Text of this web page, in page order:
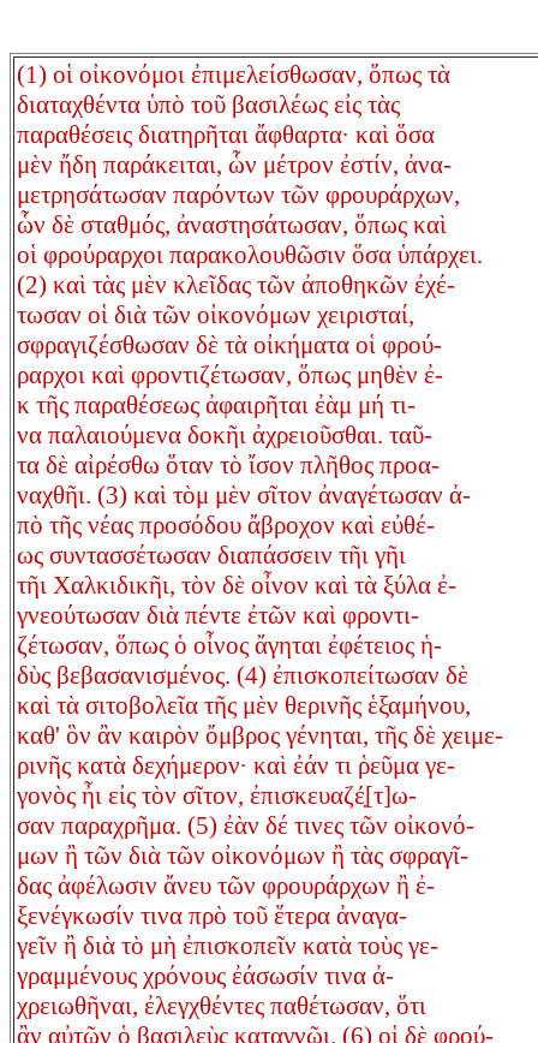
(1) οἱ οἰκονόμοι ἐπιμελείσθωσαν, ὅπως τὰ
διαταχθέντα ὑπὸ τοῦ βασιλέως εἰς τὰς
παραθέσεις διατηρῆται ἄφθαρτα· καὶ ὅσα
μὲν ἤδη παράκειται, ὧν μέτρον ἐστίν, ἀνα-
μετρησάτωσαν παρόντων τῶν φρουράρχων,
ὧν δὲ σταθμός, ἀναστησάτωσαν, ὅπως καὶ
οἱ φρούραρχοι παρακολουθῶσιν ὅσα ὑπάρχει.
(2) καὶ τὰς μὲν κλεῖδας τῶν ἀποθηκῶν ἐχέ-
τωσαν οἱ διὰ τῶν οἰκονόμων χειρισταί,
σφραγιζέσθωσαν δὲ τὰ οἰκήματα οἱ φρού-
ραρχοι καὶ φροντιζέτωσαν, ὅπως μηθὲν ἐ-
κ τῆς παραθέσεως ἀφαιρῆται ἐὰμ μή τι-
να παλαιούμενα δοκῆι ἀχρειοῦσθαι. ταῦ-
τα δὲ αἰρέσθω ὅταν τὸ ἴσον πλῆθος προα-
ναχθῆι. (3) καὶ τὸμ μὲν σῖτον ἀναγέτωσαν ἀ-
πὸ τῆς νέας προσόδου ἄβροχον καὶ εὐθέ-
ως συντασσέτωσαν διαπάσσειν τῆι γῆι
τῆι Χαλκιδικῆι, τὸν δὲ οἶνον καὶ τὰ ξύλα ἐ-
γνεούτωσαν διὰ πέντε ἐτῶν καὶ φροντι-
ζέτωσαν, ὅπως ὁ οἶνος ἄγηται ἐφέτειος ἡ-
δὺς βεβασανισμένος. (4) ἐπισκοπείτωσαν δὲ
καὶ τὰ σιτοβολεῖα τῆς μὲν θερινῆς ἑξαμήνου,
καθ' ὃν ἂν καιρὸν ὄμβρος γένηται, τῆς δὲ χειμε-
ρινῆς κατὰ δεχήμερον· καὶ ἐάν τι ῥεῦμα γε-
γονὸς ἦι εἰς τὸν σῖτον, ἐπισκευαζέ̣[τ]ω-
σαν παραχρῆμα. (5) ἐὰν δέ τινες τῶν οἰκονό-
μων ἢ τῶν διὰ τῶν οἰκονόμων ἢ τὰς σφραγῖ-
δας ἀφέλωσιν ἄνευ τῶν φρουράρχων ἢ ἐ-
ξενέγκωσίν τινα πρὸ τοῦ ἕτερα ἀναγα-
γεῖν ἢ διὰ τὸ μὴ ἐπισκοπεῖν κατὰ τοὺς γε-
γραμμένους χρόνους ἐάσωσίν τινα ἀ-
χρειωθῆναι, ἐλεγχθέντες παθέτωσαν, ὅτι
ἂν αὐτῶν ὁ βασιλεὺς καταγνῶι. (6) οἱ δὲ φρού-